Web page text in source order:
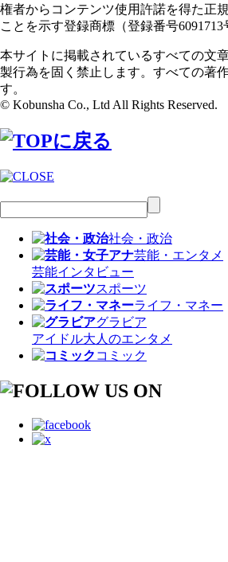
権者からコンテンツ使用許諾を得た正
ことを示す登録商標（登録番号6091713
本サイトに掲載されているすべての文
製行為を固く禁止します。すべての著
す。
© Kobunsha Co., Ltd All Rights Reserved.
社会・政治
芸能・エンタメ
芸能インタビュー
スポーツ
ライフ・マネー
グラビア
アイドル大人のエンタメ
コミック